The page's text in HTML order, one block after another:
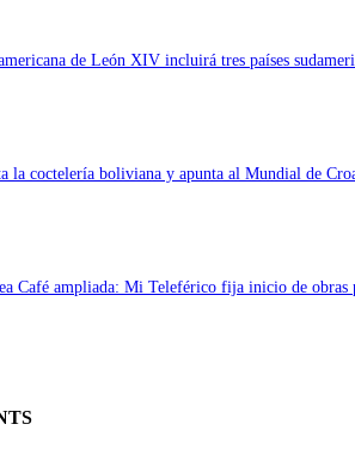
de León XIV incluirá tres países
la coctelería boliviana y apunta al Mundial de
Café ampliada: Mi Teleférico fija inicio de obras